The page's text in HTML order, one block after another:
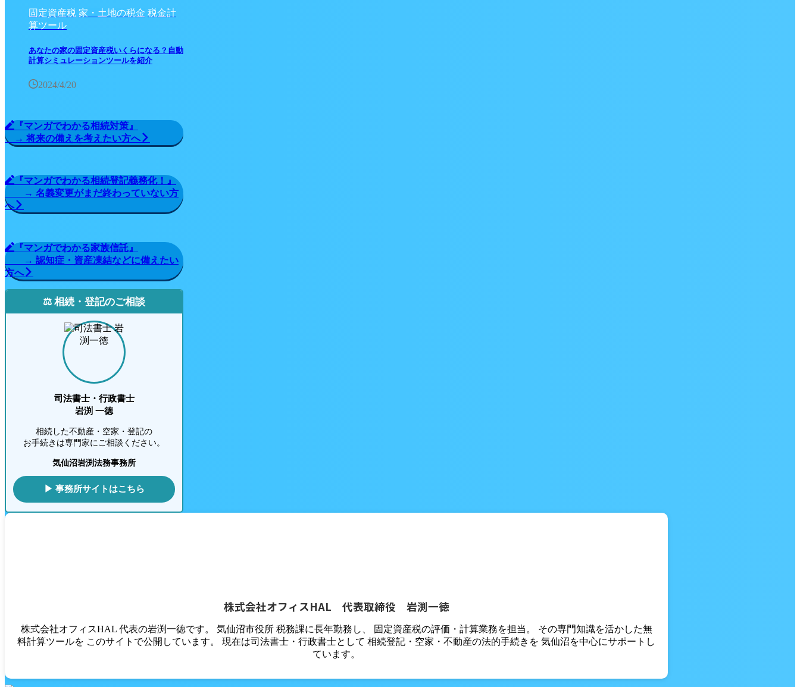
固定資産税 家・土地の税金 税金計
算ツール
あなたの家の固定資産税いくらになる？自動
計算シミュレーションツールを紹介
2024/4/20
『マンガでわかる相続対策』
→ 将来の備えを考えたい方へ
『マンガでわかる相続登記義務化！』
→ 名義変更がまだ終わっていない方
へ
『マンガでわかる家族信託』
→ 認知症・資産凍結などに備えたい
方へ
⚖️ 相続・登記のご相談
司法書士・行政書士
岩渕 一徳
相続した不動産・空家・登記の
お手続きは専門家にご相談ください。
気仙沼岩渕法務事務所
▶ 事務所サイトはこちら
株式会社オフィスHAL 代表取締役 岩渕一徳
株式会社オフィスHAL 代表の岩渕一徳です。 気仙沼市役所 税務課に長年勤務し、 固定資産税の評価・計算業務を担当。 その専門知識を活かした無
料計算ツールを このサイトで公開しています。 現在は司法書士・行政書士として 相続登記・空家・不動産の法的手続きを 気仙沼を中心にサポートし
ています。